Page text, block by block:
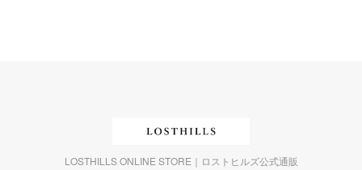
LOSTHILLS ONLINE STORE｜ロストヒルズ公式通販